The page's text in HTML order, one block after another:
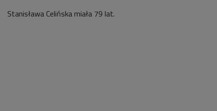
Stanisława Celińska miała 79 lat.